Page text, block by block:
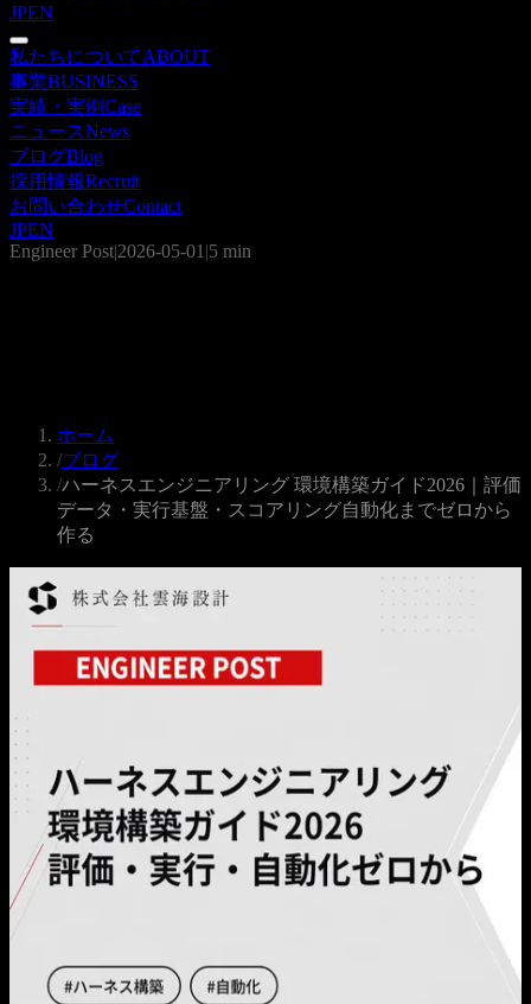
JPEN
私たちについてABOUT
事業BUSINESS
実績・実例Case
ニュースNews
ブログBlog
採用情報Recruit
お問い合わせContact
JPEN
Engineer Post|2026-05-01 |5 min
ホーム
/ブログ
/ハーネスエンジニアリング 環境構築ガイド2026｜評価
データ・実行基盤・スコアリング自動化までゼロから
作る